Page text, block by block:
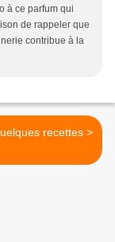
à ce parfum qui
de rappeler que
contribue à la
2021 et quelques recettes >